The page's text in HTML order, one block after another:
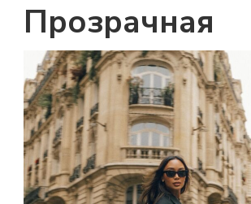
Прозрачная